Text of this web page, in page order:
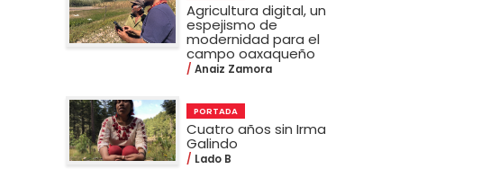
Agricultura digital, un
espejismo de
modernidad para el
campo oaxaqueño
Anaiz Zamora
PORTADA
Cuatro años sin Irma
Galindo
Lado B